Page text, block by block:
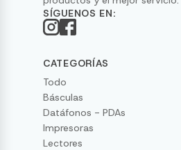
SÍGUENOS EN:
CATEGORÍAS
Todo
Básculas
Datáfonos - PDAs
Impresoras
Lectores